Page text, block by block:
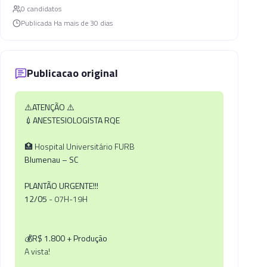
0 candidatos
Publicada Ha mais de 30 dias
Publicacao original
⚠️ATENÇÃO ⚠️
💉ANESTESIOLOGISTA RQE
🏥 Hospital Universitário FURB
Blumenau – SC
PLANTÃO URGENTE!!!
12/05 - 07H-19H
💰R$ 1.800 + Produção
A vista!